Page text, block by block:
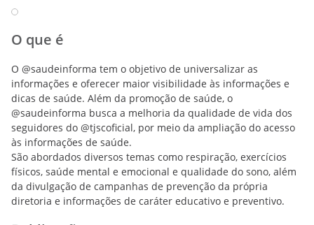
O que é
O @saudeinforma tem o objetivo de universalizar as
informações e oferecer maior visibilidade às informações e
dicas de saúde. Além da promoção de saúde, o
@saudeinforma busca a melhoria da qualidade de vida dos
seguidores do @tjscoficial, por meio da ampliação do acesso
às informações de saúde.
São abordados diversos temas como respiração, exercícios
físicos, saúde mental e emocional e qualidade do sono, além
da divulgação de campanhas de prevenção da própria
diretoria e informações de caráter educativo e preventivo.